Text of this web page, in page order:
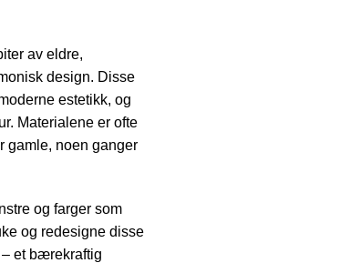
av eldre,
design. Disse
estetikk, og
Materialene er ofte
gamle, noen ganger
og farger som
og redesigne disse
– et bærekraftig